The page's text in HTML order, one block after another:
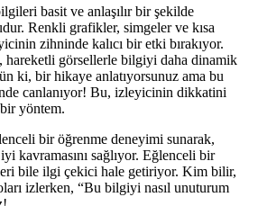
basit ve anlaşılır bir şekilde
Renkli grafikler, simgeler ve kısa
zihninde kalıcı bir etki bırakıyor.
hareketli görsellerle bilgiyi daha dinamik
ki, bir hikaye anlatıyorsunuz ama bu
canlanıyor! Bu, izleyicinin dikkatini
yöntem.
bir öğrenme deneyimi sunarak,
kavramasını sağlıyor. Eğlenceli bir
bile ilgi çekici hale getiriyor. Kim bilir,
izlerken, “Bu bilgiyi nasıl unuturum